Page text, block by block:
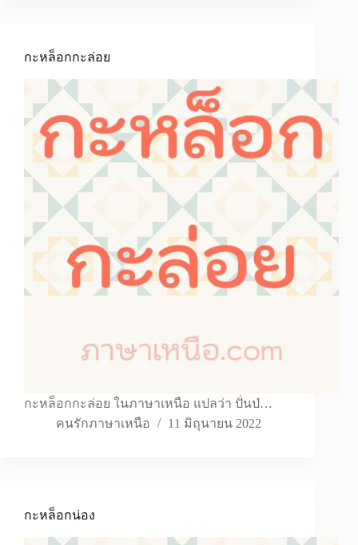
กะหล็อกกะล่อย
กะหล็อกกะล่อย ในภาษาเหนือ แปลว่า ปั่นป่…
คนรักภาษาเหนือ
11 มิถุนายน 2022
กะหล็อกน่อง